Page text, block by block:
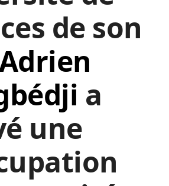
de son
a
une